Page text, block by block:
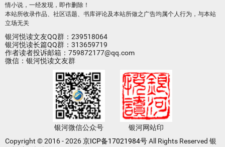
情小说，一经发现，即作删除！
本站所收录作品、社区话题、书库评论及本站所做之广告均属个人行为，与本站
立场无关
银河悦读文友QQ群：239518064
银河悦读长篇QQ群：313659719
作者读者投诉邮箱：759872177@qq.com
微信：银河悦读文友群
银河微信公众号
银河网站印
Copyright © 2016 - 2026京ICP备17021984号All Rights Reserved 银